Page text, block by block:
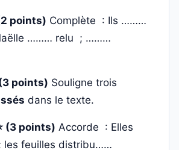
points) Complète : Ils ………
……… relu ; ………
points) Souligne trois
dans le texte.
(3 points) Accorde : Elles
les feuilles distribu……